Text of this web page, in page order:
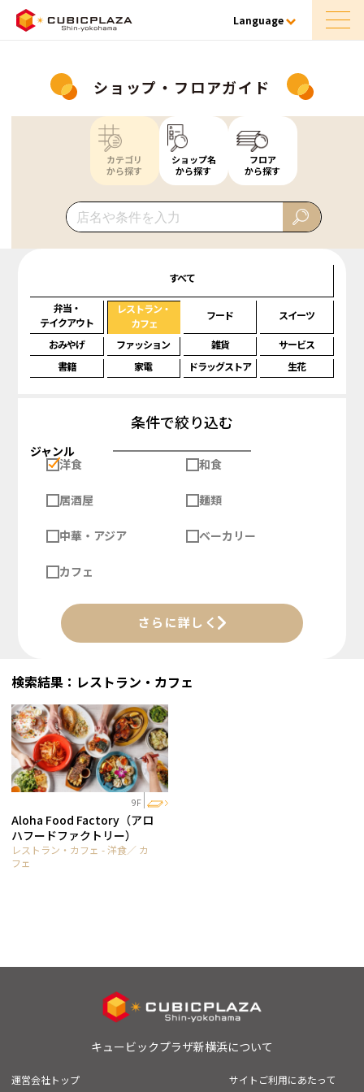
Language
ショップ・フロアガイド
カテゴリ
から探す
ショップ名
から探す
フロア
から探す
すべて
弁当・
テイクアウト
レストラン・
カフェ
フード スイーツ
おみやげ ファッション 雑貨
サービス
書籍
家電 ドラッグストア 生花
条件で絞り込む
ジャンル
洋食
和食
居酒屋 麺類
中華・アジア ベーカリー
カフェ
さらに詳しく
検索結果：レストラン・カフェ
9F
Aloha Food Factory（アロ
ハフードファクトリー）
レストラン・カフェ - 洋食／ カ
フェ
キュービックプラザ新横浜について
運営会社トップ サイトご利用にあたって